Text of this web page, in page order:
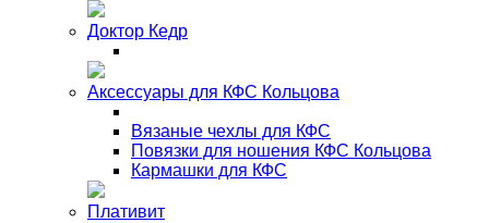
Доктор Кедр
Аксессуары для КФС Кольцова
Вязаные чехлы для КФС
Повязки для ношения КФС Кольцова
Кармашки для КФС
Плативит